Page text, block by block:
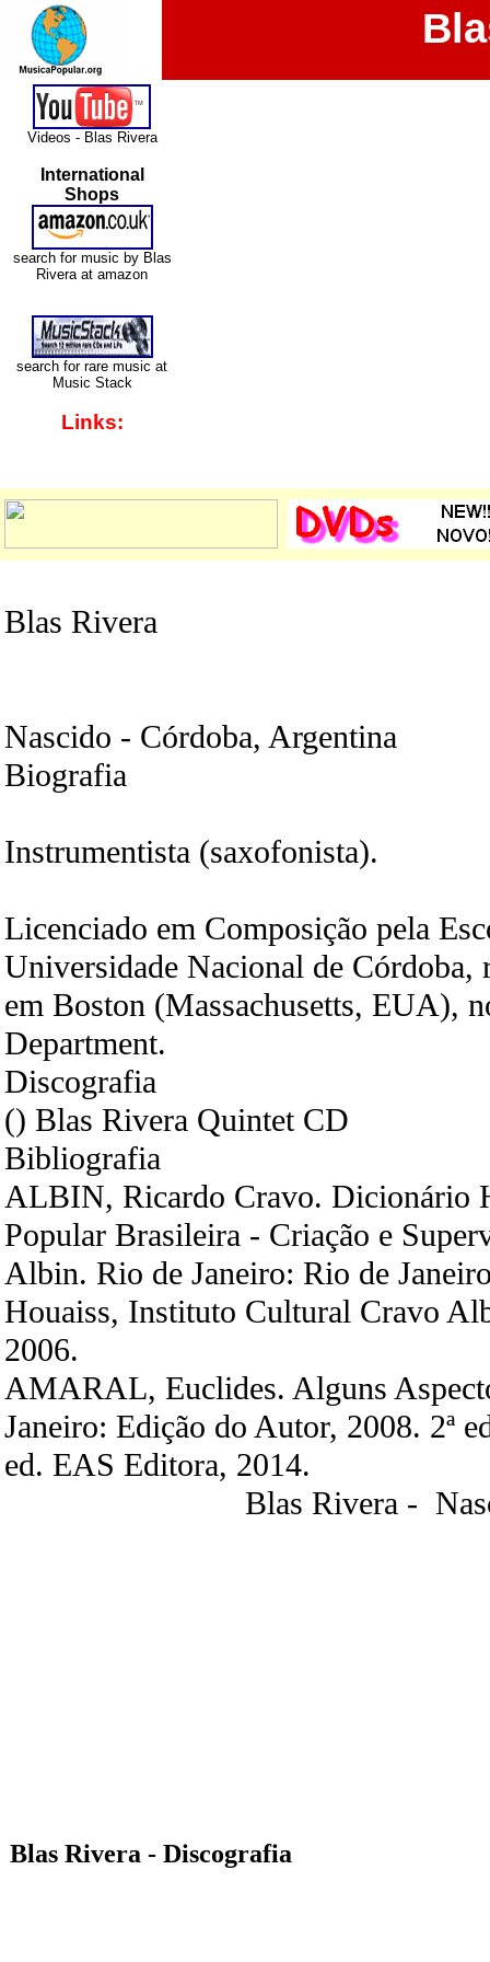
Videos - Blas Rivera
International
Shops
search for music by Blas
Rivera at amazon
search for rare music at
Music Stack
Links:
Blas Rivera
Nascido - Córdoba, Argentina
Biografia
Instrumentista (saxofonista).
Licenciado em Composição pela
Universidade Nacional de Córdoba,
em Boston (Massachusetts, EUA),
Department.
Discografia
() Blas Rivera Quintet CD
Bibliografia
ALBIN, Ricardo Cravo. Dicionário
Popular Brasileira - Criação e
Albin. Rio de Janeiro: Rio de
Houaiss, Instituto Cultural Cravo
2006.
AMARAL, Euclides. Alguns
Janeiro: Edição do Autor, 2008. 2ª
ed. EAS Editora, 2014.
Blas Rivera -
Blas Rivera - Discografia